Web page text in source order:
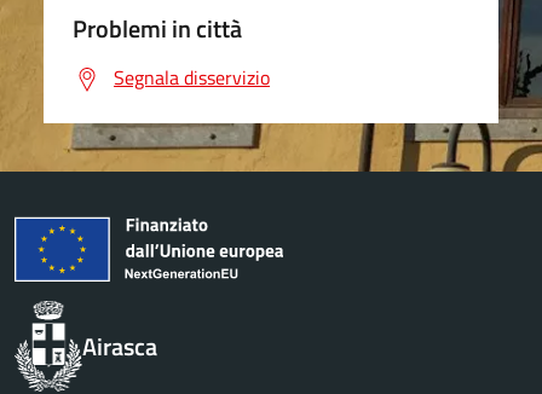
Problemi in città
Segnala disservizio
Airasca